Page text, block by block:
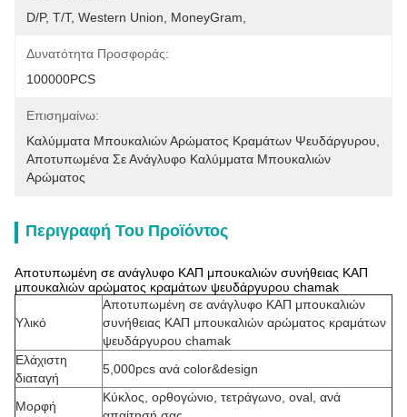
D/P, T/T, Western Union, MoneyGram,
Δυνατότητα Προσφοράς:
100000PCS
Επισημαίνω:
Καλύμματα Μπουκαλιών Αρώματος Κραμάτων Ψευδάργυρου
Αποτυπωμένα Σε Ανάγλυφο Καλύμματα Μπουκαλιών
Αρώματος
Περιγραφή Του Προϊόντος
Αποτυπωμένη σε ανάγλυφο ΚΑΠ μπουκαλιών συνήθειας ΚΑΠ
μπουκαλιών αρώματος κραμάτων ψευδάργυρου chamak
Υλικό
Αποτυπωμένη σε ανάγλυφο ΚΑΠ μπουκαλιών
συνήθειας ΚΑΠ μπουκαλιών αρώματος κραμάτων
ψευδάργυρου chamak
Ελάχιστη
διαταγή
5,000pcs ανά color&design
Μορφή
Κύκλος, ορθογώνιο, τετράγωνο, oval, ανά